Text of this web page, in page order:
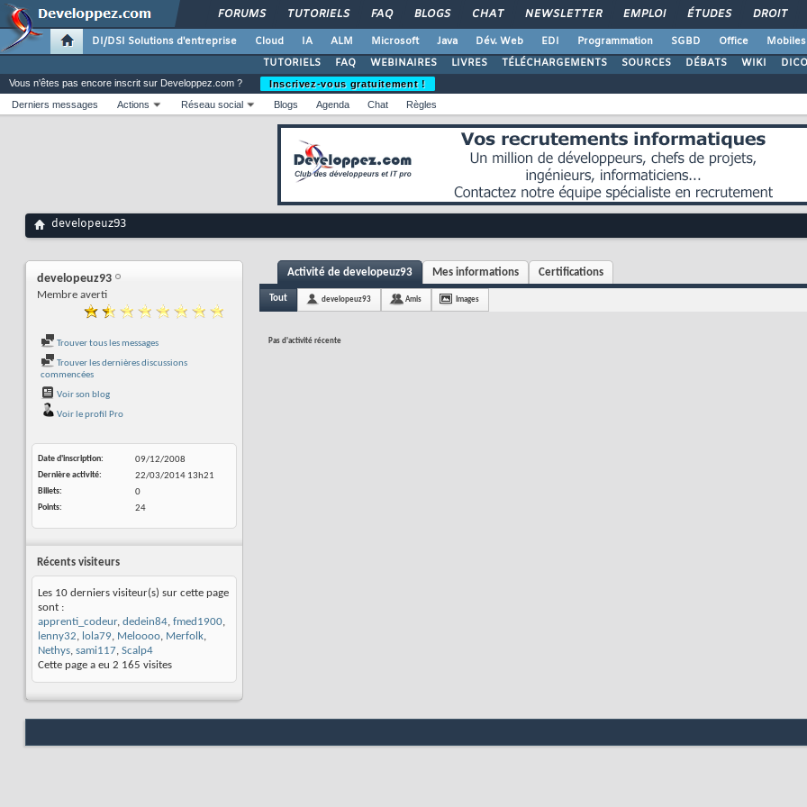
FORUMS TUTORIELS FAQ BLOGS CHAT NEWSLETTER EMPLOI ÉTUDES DROIT
DI/DSI Solutions d'entreprise Cloud IA ALM Microsoft Java Dév. Web EDI Programmation SGBD Office Mobiles
TUTORIELS
FAQ WEBINAIRES LIVRES TÉLÉCHARGEMENTS SOURCES DÉBATS WIKI DICO
Vous n'êtes pas encore inscrit sur Developpez.com ?
Inscrivez-vous gratuitement !
Derniers messages
Actions Réseau social Blogs Agenda Chat Règles
developeuz93
developeuz93
Membre averti
Trouver tous les messages
Trouver les dernières discussions
commencées
Voir son blog
Voir le profil Pro
Date d'inscription
09/12/2008
Dernière activité
22/03/2014 13h21
Billets
0
Points
24
Récents visiteurs
Les 10 derniers visiteur(s) sur cette page
sont :
apprenti_codeur, dedein84, fmed1900,
lenny32, lola79, Meloooo, Merfolk,
Nethys, sami117, Scalp4
Cette page a eu 2 165 visites
Activité de developeuz93 Mes informations Certifications
Tout developeuz93 Amis Images
Pas d'activité récente